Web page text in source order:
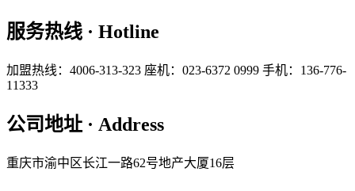
服务热线 · Hotline
加盟热线：4006-313-323 座机：023-6372 0999 手机：136-776-
11333
公司地址 · Address
重庆市渝中区长江一路62号地产大厦16层